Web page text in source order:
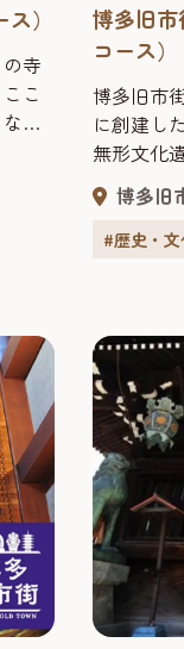
）
寺
こ
、
っ
誰
ト
博多旧
コース）
博多旧市
に創建し
無形文化
「博多
化財を所
ある場所
博多旧
#歴史・